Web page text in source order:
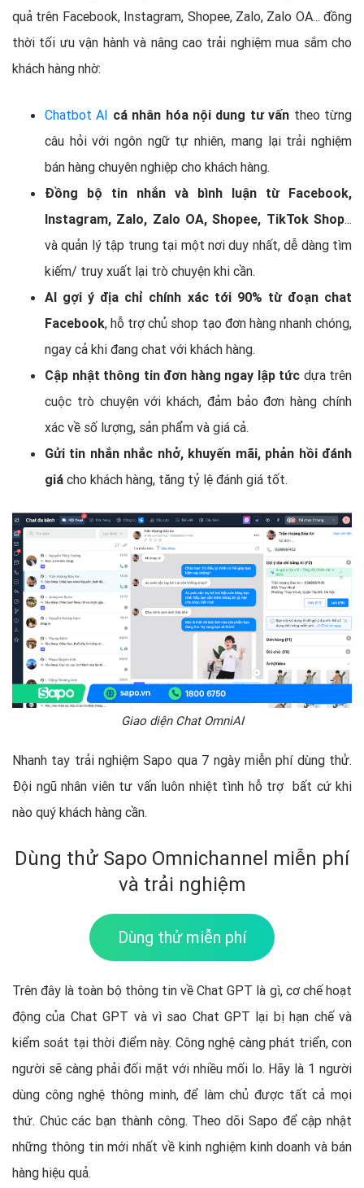
quả trên Facebook, Instagram, Shopee, Zalo, Zalo OA... đồng
thời tối ưu vận hành và nâng cao trải nghiệm mua sắm cho
khách hàng nhờ:
Chatbot AI cá nhân hóa nội dung tư vấn theo từng
câu hỏi với ngôn ngữ tự nhiên, mang lại trải nghiệm
bán hàng chuyên nghiệp cho khách hàng.
Đồng bộ tin nhắn và bình luận từ Facebook,
Instagram, Zalo, Zalo OA, Shopee, TikTok Shop...
và quản lý tập trung tại một nơi duy nhất, dễ dàng tìm
kiếm/ truy xuất lại trò chuyện khi cần.
AI gợi ý địa chỉ chính xác tới 90% từ đoạn chat
Facebook, hỗ trợ chủ shop tạo đơn hàng nhanh chóng,
ngay cả khi đang chat với khách hàng.
Cập nhật thông tin đơn hàng ngay lập tức dựa trên
cuộc trò chuyện với khách, đảm bảo đơn hàng chính
xác về số lượng, sản phẩm và giá cả.
Gửi tin nhắn nhắc nhở, khuyến mãi, phản hồi đánh
giá cho khách hàng, tăng tỷ lệ đánh giá tốt.
Giao diện Chat OmniAI
Nhanh tay trải nghiệm Sapo qua 7 ngày miễn phí dùng thử.
Đội ngũ nhân viên tư vấn luôn nhiệt tình hỗ trợ bất cứ khi
nào quý khách hàng cần.
Dùng thử Sapo Omnichannel miễn phí
và trải nghiệm
Dùng thử miễn phí
Trên đây là toàn bộ thông tin về Chat GPT là gì, cơ chế hoạt
động của Chat GPT và vì sao Chat GPT lại bị hạn chế và
kiểm soát tại thời điểm này. Công nghệ càng phát triển, con
người sẽ càng phải đối mặt với nhiều mối lo. Hãy là 1 người
dùng công nghệ thông minh, để làm chủ được tất cả mọi
thứ. Chúc các bạn thành công. Theo dõi Sapo để cập nhật
những thông tin mới nhất về kinh nghiệm kinh doanh và bán
hàng hiệu quả.